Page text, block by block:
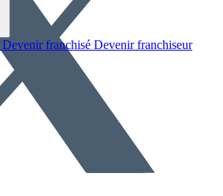
Devenir franchisé Devenir franchiseur